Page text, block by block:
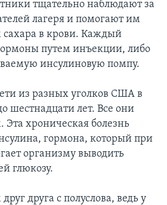
тщательно наблюдают за
лагеря и помогают им
сахара в крови. Каждый
путем инъекции, либо
инсулиновую помпу.
из разных уголков США в
шестнадцати лет. Все они
Эта хроническая болезнь
гормона, который при
организму выводить
глюкозу.
друга с полуслова, ведь у